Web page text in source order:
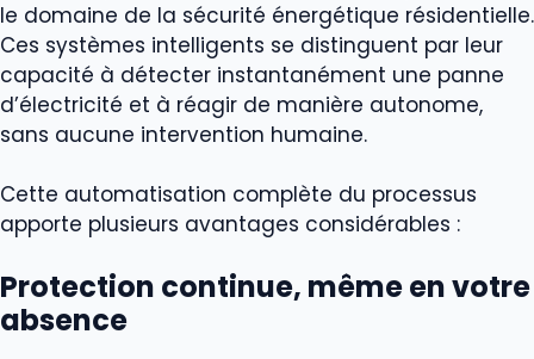
le domaine de la sécurité énergétique résidentielle.
Ces systèmes intelligents se distinguent par leur
capacité à détecter instantanément une panne
d’électricité et à réagir de manière autonome,
sans aucune intervention humaine.
Cette automatisation complète du processus
apporte plusieurs avantages considérables :
Protection continue, même en votre
absence